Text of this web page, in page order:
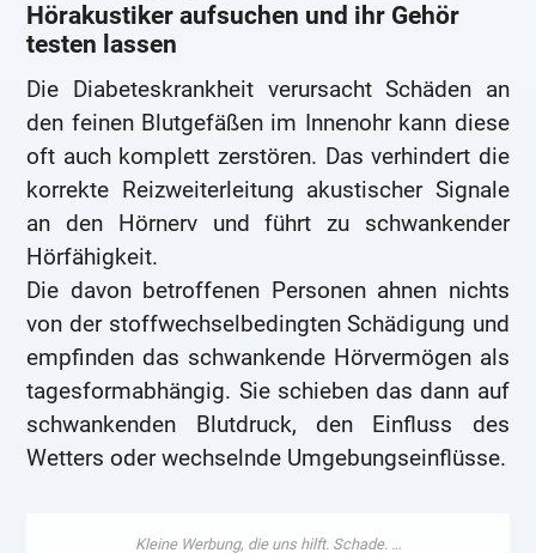
Hörakustiker aufsuchen und ihr Gehör
testen lassen
Die Diabeteskrankheit verursacht Schäden an
den feinen Blutgefäßen im Innenohr kann diese
oft auch komplett zerstören. Das verhindert die
korrekte Reizweiterleitung akustischer Signale
an den Hörnerv und führt zu schwankender
Hörfähigkeit.
Die davon betroffenen Personen ahnen nichts
von der stoffwechselbedingten Schädigung und
empfinden das schwankende Hörvermögen als
tagesformabhängig. Sie schieben das dann auf
schwankenden Blutdruck, den Einfluss des
Wetters oder wechselnde Umgebungseinflüsse.